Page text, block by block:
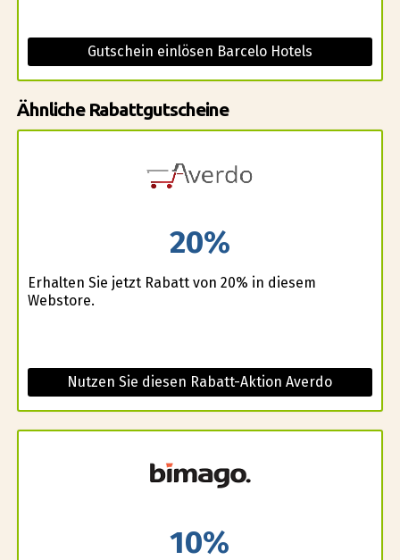
Gutschein einlösen Barcelo Hotels
Ähnliche Rabattgutscheine
20%
Erhalten Sie jetzt Rabatt von 20% in diesem
Webstore.
Nutzen Sie diesen Rabatt-Aktion Averdo
10%